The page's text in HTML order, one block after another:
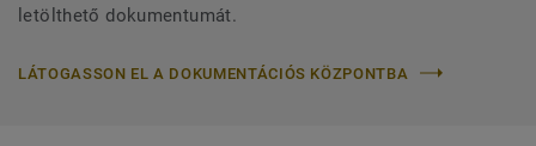
letölthető dokumentumát.
LÁTOGASSON EL A DOKUMENTÁCIÓS KÖZPONTBA